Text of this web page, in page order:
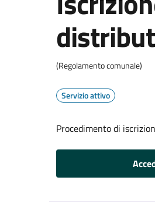
(Regolamento comunale)
Servizio attivo
Procedimento di